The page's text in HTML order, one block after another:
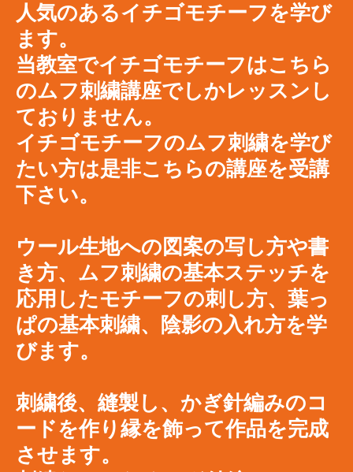
人気のあるイチゴモチーフを学び
ます。
当教室でイチゴモチーフはこちら
のムフ刺繍講座でしかレッスンし
ておりません。
イチゴモチーフのムフ刺繍を学び
たい方は是非こちらの講座を受講
下さい。
​ウール生地への図案の写し方や書
き方、ムフ刺繍の基本ステッチを
応用したモチーフの刺し方、葉っ
ぱの基本刺繍、陰影の入れ方を学
びます。
刺繍後、縫製し、かぎ針編みのコ
ードを作り縁を飾って作品を完成
させます。